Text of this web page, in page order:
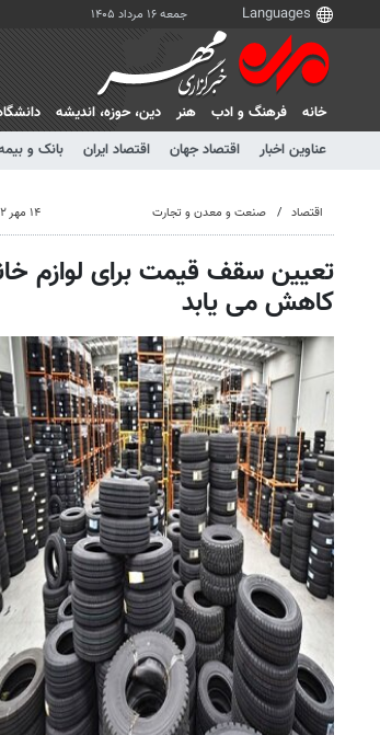
جمعه ۱۶ مرداد ۱۴۰۵
خانه فرهنگ و ادب هنر دين، حوزه، انديشه
عناوین اخبار
اقتصاد جهان اقتصاد ایران بانک و
اقتصاد صنعت و معدن و تجارت ۱۴ مهر ۱۴۰۲، ۱۲:۲۵
تعیین سقف قیمت برای لوازم
کاهش می یابد